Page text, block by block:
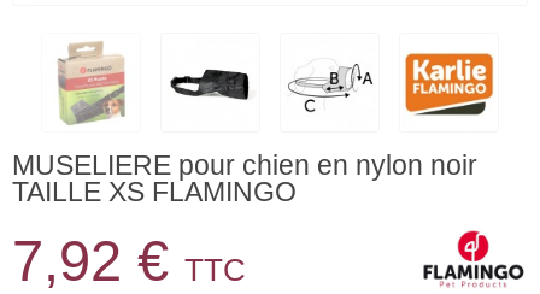
MUSELIERE pour chien en nylon noir
TAILLE XS FLAMINGO
7,92 € TTC